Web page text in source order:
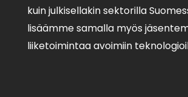
kuin julkisellakin sektorilla
lisäämme samalla myös
liiketoimintaa avoimiin